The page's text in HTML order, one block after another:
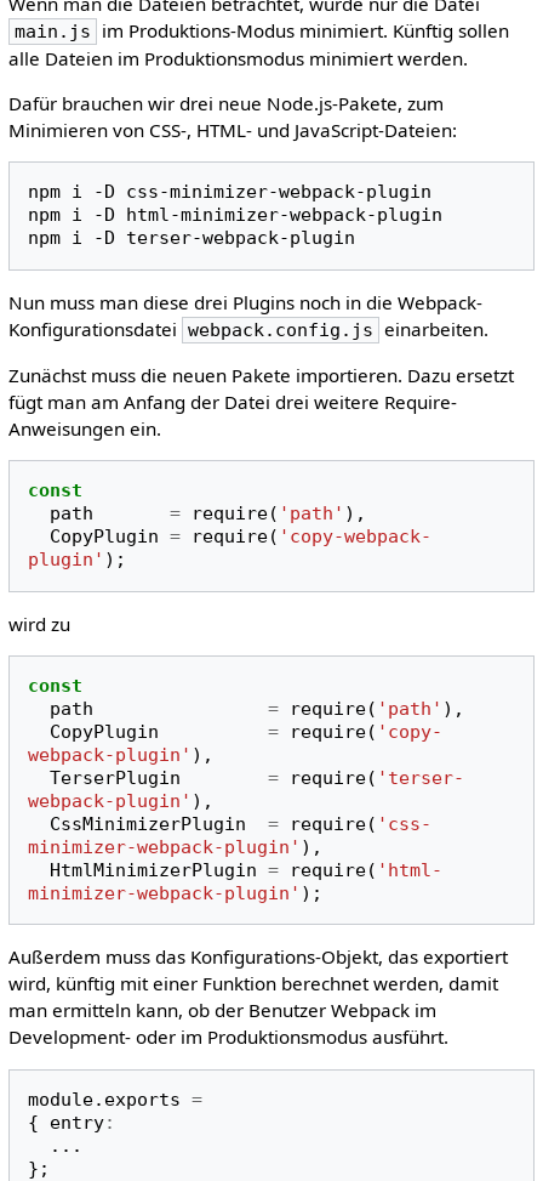
main.js
im Produktions-Modus minimiert. Künftig sollen
alle Dateien im Produktionsmodus minimiert werden.
Dafür brauchen wir drei neue Node.js-Pakete, zum
Minimieren von CSS-, HTML- und JavaScript-Dateien:
npm i -D
css-minimizer-webpack-plugin
npm i -D
html-minimizer-webpack-plugin
npm i -D
Nun muss man diese drei Plugins noch in die Webpack-
Konfigurationsdatei webpack.config.js einarbeiten.
Zunächst muss die neuen Pakete importieren. Dazu ersetzt
fügt man am Anfang der Datei drei weitere Require-
Anweisungen ein.
const
path
= require( 'path' ),
CopyPlugin = require( 'copy-webpack-
plugin' );
wird zu
const
path
= require( 'path' ),
CopyPlugin
= require( 'copy-
webpack-plugin' ),
TerserPlugin
= require( 'terser-
webpack-plugin' ),
CssMinimizerPlugin
= require( 'css-
minimizer-webpack-plugin' ),
HtmlMinimizerPlugin = require( 'html-
minimizer-webpack-plugin' );
Außerdem muss das Konfigurations-Objekt, das exportiert
wird, künftig mit einer Funktion berechnet werden, damit
man ermitteln kann, ob der Benutzer Webpack im
Development- oder im Produktionsmodus ausführt.
module. exports =
{
entry:
...
};